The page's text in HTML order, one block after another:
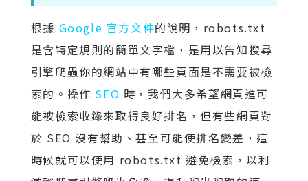
根據 Google 官方文件的說明，robots.txt
是含特定規則的簡單文字檔，是用以告知搜尋
引擎爬蟲你的網站中有哪些頁面是不需要被檢
索的。操作 SEO 時，我們大多希望網頁進可
能被檢索收錄來取得良好排名，但有些網頁對
於 SEO 沒有幫助、甚至可能使排名變差，這
時候就可以使用 robots.txt 避免檢索，以利